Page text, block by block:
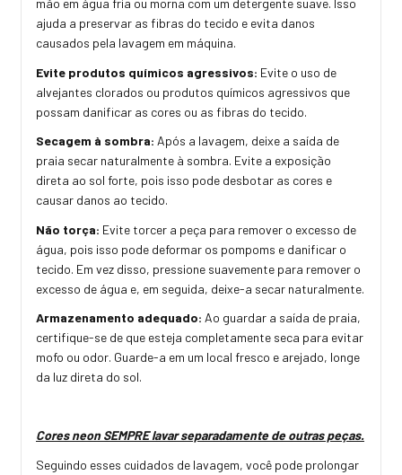
mão em água fria ou morna com um detergente suave. Isso
ajuda a preservar as fibras do tecido e evita danos
causados pela lavagem em máquina.
Evite produtos químicos agressivos: Evite o uso de
alvejantes clorados ou produtos químicos agressivos que
possam danificar as cores ou as fibras do tecido.
Secagem à sombra: Após a lavagem, deixe a saída de
praia secar naturalmente à sombra. Evite a exposição
direta ao sol forte, pois isso pode desbotar as cores e
causar danos ao tecido.
Não torça: Evite torcer a peça para remover o excesso de
água, pois isso pode deformar os pompoms e danificar o
tecido. Em vez disso, pressione suavemente para remover o
excesso de água e, em seguida, deixe-a secar naturalmente.
Armazenamento adequado: Ao guardar a saída de praia,
certifique-se de que esteja completamente seca para evitar
mofo ou odor. Guarde-a em um local fresco e arejado, longe
da luz direta do sol.
Cores neon SEMPRE lavar separadamente de outras peças.
Seguindo esses cuidados de lavagem, você pode prolongar